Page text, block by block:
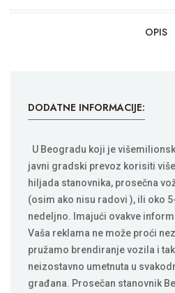
OPIS
DODATNE INFORMACIJE:
U Beogradu koji je
javni gradski prevoz korisiti
hiljada stanovnika, prosečna
(osim ako nisu radovi ), ili oko
nedeljno. Imajući ovakve
Vaša reklama ne može proći
pružamo brendiranje vozila i
neizostavno umetnuta u
građana. Prosečan stanovnik